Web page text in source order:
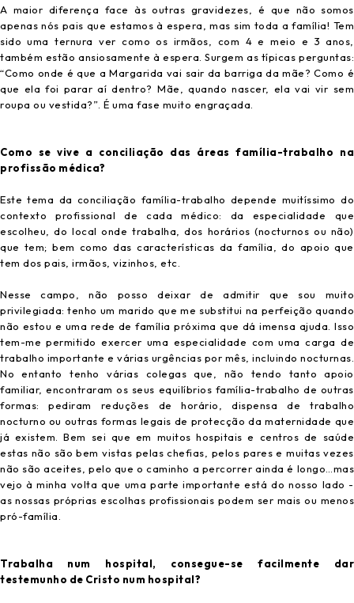
A maior diferença face às outras gravidezes, é que não somos
apenas nós pais que estamos à espera, mas sim toda a família! Tem
sido uma ternura ver como os irmãos, com 4 e meio e 3 anos,
também estão ansiosamente à espera. Surgem as típicas perguntas:
“Como onde é que a Margarida vai sair da barriga da mãe? Como é
que ela foi parar aí dentro? Mãe, quando nascer, ela vai vir sem
roupa ou vestida?”. É uma fase muito engraçada.
Como se vive a conciliação das áreas família-trabalho na
profissão médica?
Este tema da conciliação família-trabalho depende muitíssimo do
contexto profissional de cada médico: da especialidade que
escolheu, do local onde trabalha, dos horários (nocturnos ou não)
que tem; bem como das características da família, do apoio que
tem dos pais, irmãos, vizinhos, etc.
Nesse campo, não posso deixar de admitir que sou muito
privilegiada: tenho um marido que me substitui na perfeição quando
não estou e uma rede de família próxima que dá imensa ajuda. Isso
tem-me permitido exercer uma especialidade com uma carga de
trabalho importante e várias urgências por mês, incluindo nocturnas.
No entanto tenho várias colegas que, não tendo tanto apoio
familiar, encontraram os seus equilíbrios família-trabalho de outras
formas: pediram reduções de horário, dispensa de trabalho
nocturno ou outras formas legais de protecção da maternidade que
já existem. Bem sei que em muitos hospitais e centros de saúde
estas não são bem vistas pelas chefias, pelos pares e muitas vezes
não são aceites, pelo que o caminho a percorrer ainda é longo…mas
vejo à minha volta que uma parte importante está do nosso lado -
as nossas próprias escolhas profissionais podem ser mais ou menos
pró-família.
Trabalha num hospital, consegue-se facilmente dar
testemunho de Cristo num hospital?